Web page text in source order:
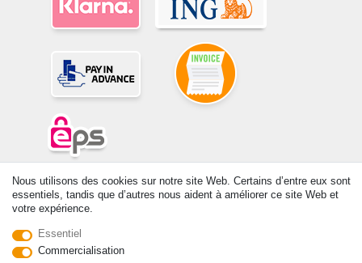
© Copyright 2026 | Tous droits réservés. -Tous droits réservés – Les
prix indiqués par le Vendeur au moment de la commande sont libellés
en Euros TTC. Les conditions s’appliquent aux livraisons en France !
Nous utilisons des cookies sur notre site Web. Certains d’entre eux sont
essentiels, tandis que d’autres nous aident à améliorer ce site Web et
votre expérience.
Essentiel
Commercialisation
Rétracter le contrat ici